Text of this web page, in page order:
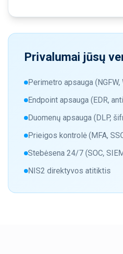
Privalumai jūsų
Perimetro apsauga (NGFW,
Endpoint apsauga (EDR,
Duomenų apsauga (DLP,
Prieigos kontrolė (MFA,
Stebėsena 24/7 (SOC,
NIS2 direktyvos atitiktis